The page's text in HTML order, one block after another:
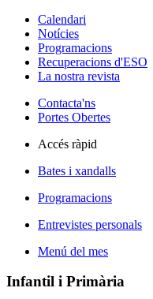
Calendari
Notícies
Programacions
Recuperacions d'ESO
La nostra revista
Contacta'ns
Portes Obertes
Accés ràpid
Bates i xandalls
Programacions
Entrevistes personals
Menú del mes
Infantil i Primària